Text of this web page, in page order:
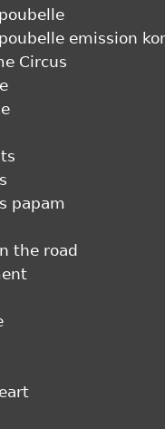
emission
Circus
papam
the road